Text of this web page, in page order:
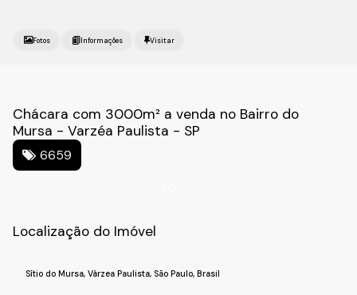
Fotos
Chácara com 3000m² a venda no Bairro do
Mursa - Varzéa Paulista - SP
6659
Localização do Imóvel
Sítio do Mursa,Várzea Paulista, São Paulo,Brasil